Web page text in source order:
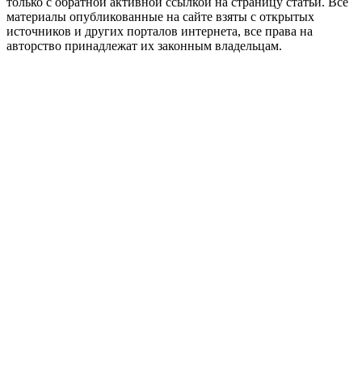
материалы опубликованные на сайте взяты с открытых
источников и других порталов интернета, все права на
авторство принадлежат их законным владельцам.